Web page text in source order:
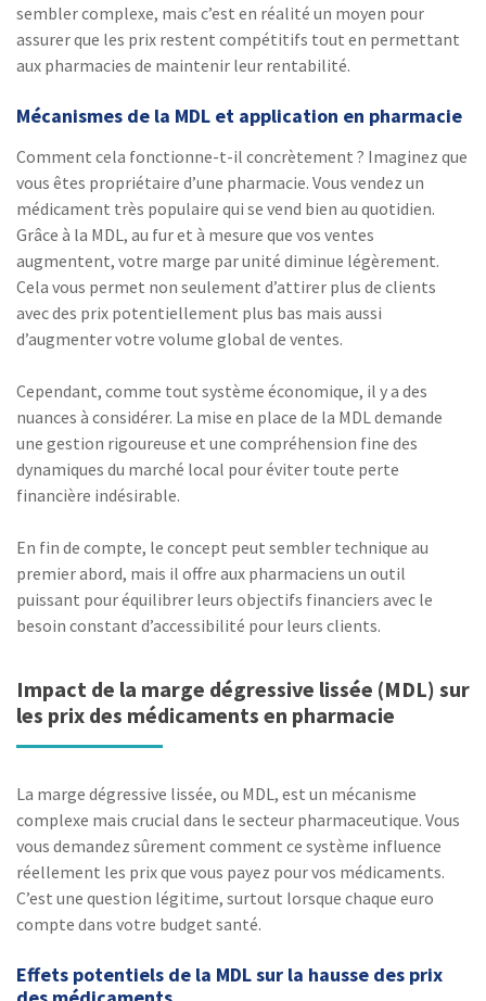
sembler complexe, mais c’est en réalité un moyen pour
assurer que les prix restent compétitifs tout en permettant
aux pharmacies de maintenir leur rentabilité.
Mécanismes de la MDL et application en pharmacie
Comment cela fonctionne-t-il concrètement ? Imaginez que
vous êtes propriétaire d’une pharmacie. Vous vendez un
médicament très populaire qui se vend bien au quotidien.
Grâce à la MDL, au fur et à mesure que vos ventes
augmentent, votre marge par unité diminue légèrement.
Cela vous permet non seulement d’attirer plus de clients
avec des prix potentiellement plus bas mais aussi
d’augmenter votre volume global de ventes.
Cependant, comme tout système économique, il y a des
nuances à considérer. La mise en place de la MDL demande
une gestion rigoureuse et une compréhension fine des
dynamiques du marché local pour éviter toute perte
financière indésirable.
En fin de compte, le concept peut sembler technique au
premier abord, mais il offre aux pharmaciens un outil
puissant pour équilibrer leurs objectifs financiers avec le
besoin constant d’accessibilité pour leurs clients.
Impact de la marge dégressive lissée (MDL) sur
les prix des médicaments en pharmacie
La marge dégressive lissée, ou MDL, est un mécanisme
complexe mais crucial dans le secteur pharmaceutique. Vous
vous demandez sûrement comment ce système influence
réellement les prix que vous payez pour vos médicaments.
C’est une question légitime, surtout lorsque chaque euro
compte dans votre budget santé.
Effets potentiels de la MDL sur la hausse des prix